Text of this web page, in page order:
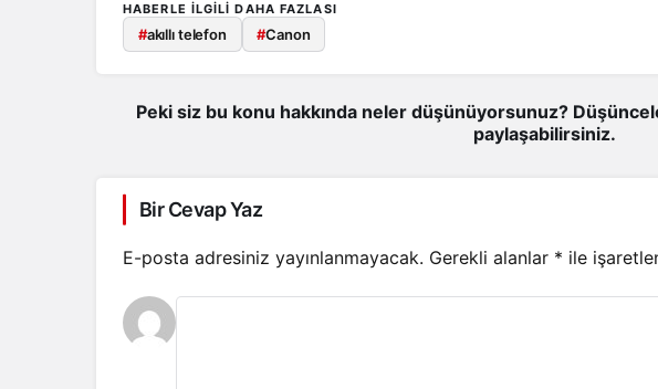
HABERLE ILGILI DAHA FAZLASI
#akıllı telefon #Canon
Peki siz bu konu hakkında neler düşünüyorsunuz?
paylaşabilirsiniz.
Bir Cevap Yaz
E-posta adresiniz yayınlanmayacak. Gerekli alanlar * ile